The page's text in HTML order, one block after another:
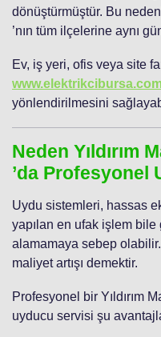
dönüştürmüştür. Bu
’nın tüm ilçelerine aynı
Ev, iş yeri, ofis veya site
yönlendirilmesini
Neden Yıldırım
’da Profesyonel
Uydu sistemleri, hassas
yapılan en ufak işlem
alamamaya sebep
maliyet artışı demektir.
Profesyonel bir Yıldırım
uyducu servisi şu